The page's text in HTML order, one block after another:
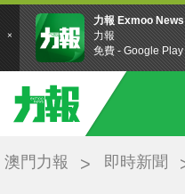
澳門力報 即時新聞